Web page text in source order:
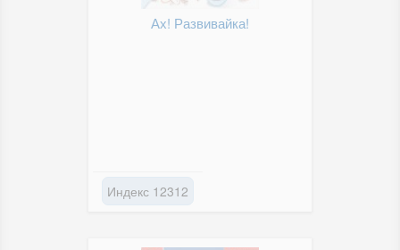
Ах! Развивайка!
Индекс 12312